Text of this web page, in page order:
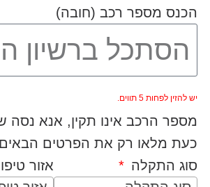
הכנס מספר רכב (חובה)
יש להזין לפחות 5 תווים.
מספר הרכב אינו תקין, אנא נסה
כעת מלאו רק את הפרטים הבאים
סוג התקלה
אזור